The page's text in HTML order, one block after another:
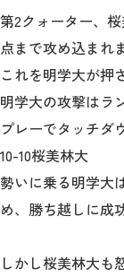
第2クォーター、
点まで攻め込まれ
これを明学大が押
明学大の攻撃はラ
プレーでタッチダ
10-10桜美林大
勢いに乗る明学大
め、勝ち越しに成
しかし桜美林大も